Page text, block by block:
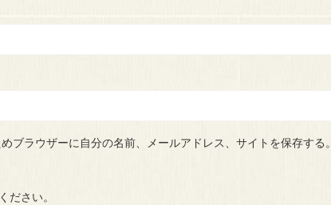
ブラウザーに自分の名前、メールアドレス、サイトを保存する。
ださい。